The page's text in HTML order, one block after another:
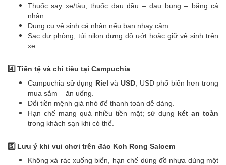
Thuốc say xe/tàu, thuốc đau đầu – đau bụng – băng cá
nhân…
Dụng cụ vệ sinh cá nhân nếu bạn nhạy cảm.
Sạc dự phòng, túi nilon đựng đồ ướt hoặc giữ vệ sinh trên
xe.
4️⃣ Tiền tệ và chi tiêu tại Campuchia
Campuchia sử dụng Riel vàUSD; USD phổ biến hơn trong
mua sắm – ăn uống.
Đổi tiền mệnh giá nhỏ để thanh toán dễ dàng.
Hạn chế mang quá nhiều tiền mặt; sử dụng két an toàn
trong khách sạn khi có thể.
5️⃣ Lưu ý khi vui chơi trên đảo Koh Rong Saloem
Không xả rác xuống biển, hạn chế dùng đồ nhựa dùng một